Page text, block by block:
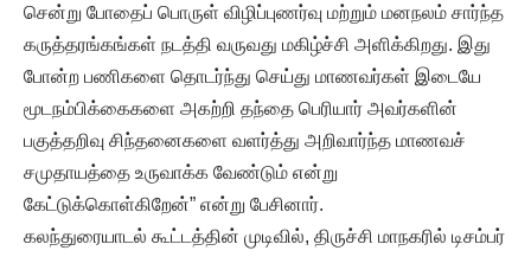
சென்று போதைப் பொருள் விழிப்புணர்வு மற்றும் மனநலம் சார்ந்த
கருத்தரங்கங்கள் நடத்தி வருவது மகிழ்ச்சி அளிக்கிறது. இது
போன்ற பணிகளை தொடர்ந்து செய்து மாணவர்கள் இடையே
மூடநம்பிக்கைகளை அகற்றி தந்தை பெரியார் அவர்களின்
பகுத்தறிவு சிந்தனைகளை வளர்த்து அறிவார்ந்த மாணவச்
சமுதாயத்தை உருவாக்க வேண்டும் என்று
கேட்டுக்கொள்கிறேன்” என்று பேசினார்.
கலந்துரையாடல் கூட்டத்தின் முடிவில், திருச்சி மாநகரில் டிசம்பர்